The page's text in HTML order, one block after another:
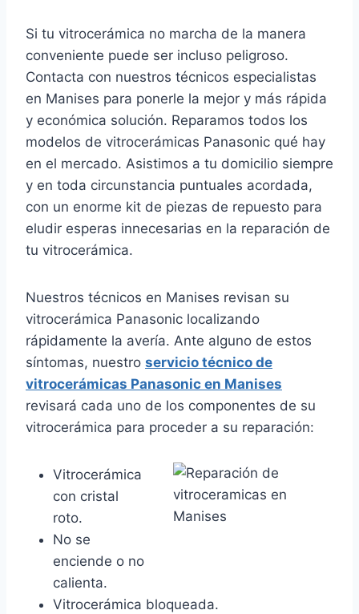
Si tu vitrocerámica no marcha de la manera
conveniente puede ser incluso peligroso.
Contacta con nuestros técnicos especialistas
en Manises para ponerle la mejor y más rápida
y económica solución. Reparamos todos los
modelos de vitrocerámicas Panasonic qué hay
en el mercado. Asistimos a tu domicilio siempre
y en toda circunstancia puntuales acordada,
con un enorme kit de piezas de repuesto para
eludir esperas innecesarias en la reparación de
tu vitrocerámica.
Nuestros técnicos en Manises revisan su
vitrocerámica Panasonic localizando
rápidamente la avería. Ante alguno de estos
síntomas, nuestro servicio técnico de
vitrocerámicas Panasonic en Manises
revisará cada uno de los componentes de su
vitrocerámica para proceder a su reparación:
Vitrocerámica
con cristal
roto.
No se
enciende o no
calienta.
Vitrocerámica bloqueada.